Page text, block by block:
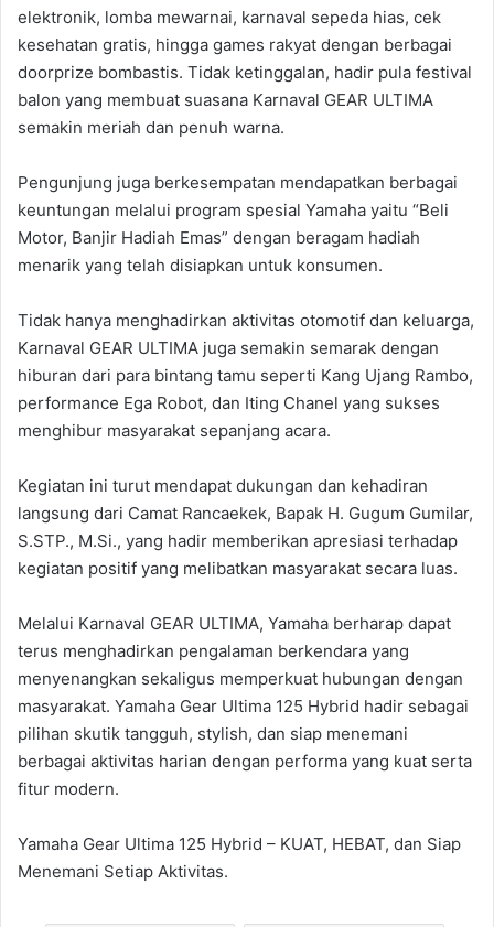
elektronik, lomba mewarnai, karnaval sepeda hias, cek
kesehatan gratis, hingga games rakyat dengan berbagai
doorprize bombastis. Tidak ketinggalan, hadir pula festival
balon yang membuat suasana Karnaval GEAR ULTIMA
semakin meriah dan penuh warna.
Pengunjung juga berkesempatan mendapatkan berbagai
keuntungan melalui program spesial Yamaha yaitu “Beli
Motor, Banjir Hadiah Emas” dengan beragam hadiah
menarik yang telah disiapkan untuk konsumen.
Tidak hanya menghadirkan aktivitas otomotif dan keluarga,
Karnaval GEAR ULTIMA juga semakin semarak dengan
hiburan dari para bintang tamu seperti Kang Ujang Rambo,
performance Ega Robot, dan Iting Chanel yang sukses
menghibur masyarakat sepanjang acara.
Kegiatan ini turut mendapat dukungan dan kehadiran
langsung dari Camat Rancaekek, Bapak H. Gugum Gumilar,
S.STP., M.Si., yang hadir memberikan apresiasi terhadap
kegiatan positif yang melibatkan masyarakat secara luas.
Melalui Karnaval GEAR ULTIMA, Yamaha berharap dapat
terus menghadirkan pengalaman berkendara yang
menyenangkan sekaligus memperkuat hubungan dengan
masyarakat. Yamaha Gear Ultima 125 Hybrid hadir sebagai
pilihan skutik tangguh, stylish, dan siap menemani
berbagai aktivitas harian dengan performa yang kuat serta
fitur modern.
Yamaha Gear Ultima 125 Hybrid – KUAT, HEBAT, dan Siap
Menemani Setiap Aktivitas.